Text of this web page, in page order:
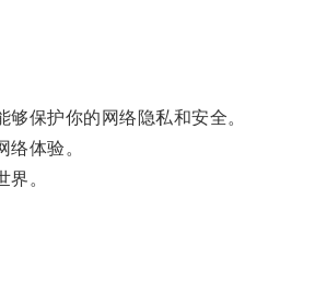
保护你的网络隐私和安全。
体验。
。